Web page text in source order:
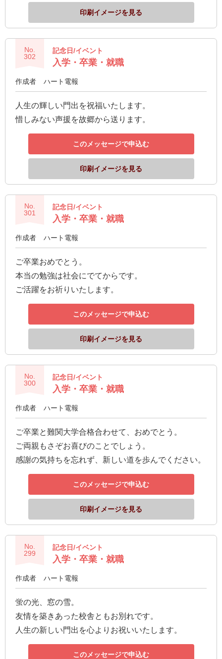
印刷イメージを見る
No.
302
記念日/イベント
入学・卒業・就職
作成者 ハート電報
人生の輝しい門出を祝福いたします。
惜しみない声援を故郷から送ります。
このメッセージで申込む
印刷イメージを見る
No.
301
記念日/イベント
入学・卒業・就職
作成者 ハート電報
ご卒業おめでとう。
本当の勉強は社会にでてからです。
ご活躍をお祈りいたします。
このメッセージで申込む
印刷イメージを見る
No.
300
記念日/イベント
入学・卒業・就職
作成者 ハート電報
ご卒業と難関大学合格合わせて、おめでとう。
ご両親もさぞお喜びのことでしょう。
感謝の気持ちを忘れず、新しい道を歩んでください。
このメッセージで申込む
印刷イメージを見る
No.
299
記念日/イベント
入学・卒業・就職
作成者 ハート電報
蛍の光、窓の雪。
友情を築きあった校舎ともお別れです。
人生の新しい門出を心よりお祝いいたします。
このメッセージで申込む